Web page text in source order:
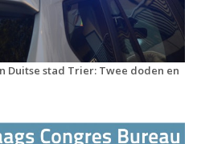
Duitse stad Trier: Twee doden en